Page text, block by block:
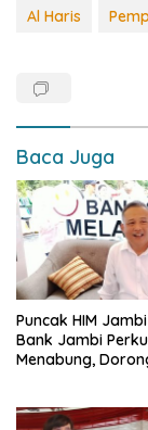
e
o
k
at
p
p
Al Haris
Baca Juga
Puncak HIM
Bank Jambi
Menabung,